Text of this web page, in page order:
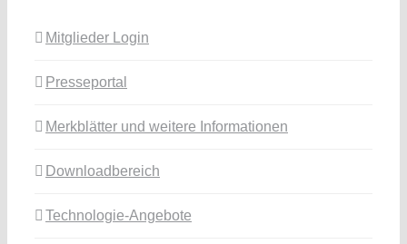
Mitglieder Login
Presseportal
Merkblätter und weitere Informationen
Downloadbereich
Technologie-Angebote